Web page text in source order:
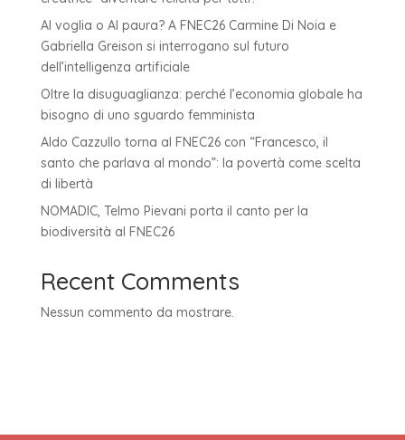
AI voglia o AI paura? A FNEC26 Carmine Di Noia e
Gabriella Greison si interrogano sul futuro
dell’intelligenza artificiale
Oltre la disuguaglianza: perché l’economia globale ha
bisogno di uno sguardo femminista
Aldo Cazzullo torna al FNEC26 con “Francesco, il
santo che parlava al mondo”: la povertà come scelta
di libertà
NOMADIC, Telmo Pievani porta il canto per la
biodiversità al FNEC26
Recent Comments
Nessun commento da mostrare.